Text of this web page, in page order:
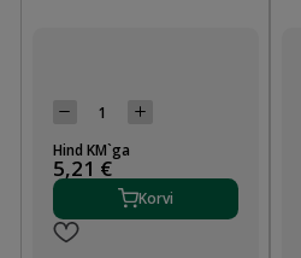
Hind KM`ga
5,21 €
Korvi